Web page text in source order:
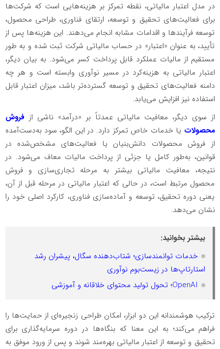
در مدل اعتبار مالیاتی، نقطه تمرکز بر هزینه‌هایی است که شرکت‌ها
برای فعالیت‌های تحقیق و توسعه، ارتقای فناوری، طراحی محصول،
توسعه فرآیندها و اقدامات مشابه انجام می‌دهند. این هزینه‌ها پس از
تأیید، به عنوان «اعتبار» در حساب مالیاتی شرکت ثبت شده و به طور
مستقیم از مالیات عملکرد قابل پرداخت کسر می‌شود. به بیان دیگر،
اعتبار مالیاتی به هزینه‌کرد در مسیر نوآوری وابسته است و هر چه
دامنه فعالیت‌های تحقیق و توسعه گسترده‌تر باشد، میزان اعتبار قابل
استفاده نیز افزایش می‌یابد.
از سوی دیگر، معافیت مالیاتی عمدتاً بر «درآمد» ناشی از فروش
محصولات یا خدمات خاص تمرکز دارد. در این الگو، سود به‌دست‌آمده
از فروش محصولات دانش‌بنیان یا فعالیت‌های مشخص‌شده در
قوانین، به‌طور کامل یا جزئی از پرداخت مالیات معاف می‌شود. در
نتیجه، معافیت مالیاتی بیشتر به مرحله تجاری‌سازی و فروش
محصول مرتبط است، در حالی که اعتبار مالیاتی در مرحله قبل از آن،
یعنی دوره تحقیق، توسعه و آماده‌سازی فناوری، کارکرد اصلی خود را
نشان می‌دهد.
بیشتر بخوانید:
خدمات توانمندسازی؛ شتاب‌دهنده سگال، پیشران رشد
استارتاپ‌ها در زیست‌بوم نوآوری
OpenAI؛ تحول تولید محتوای خلاقانه و آموزشی
ترکیب هوشمندانه این دو ابزار، امکان طراحی زنجیره‌ای از حمایت‌ها را
فراهم می‌کند؛ به این معنا که بنگاه‌ها در دوره سرمایه‌گذاری برای
تحقیق و توسعه از اعتبار مالیاتی بهره‌مند شوند و پس از ورود موفق به